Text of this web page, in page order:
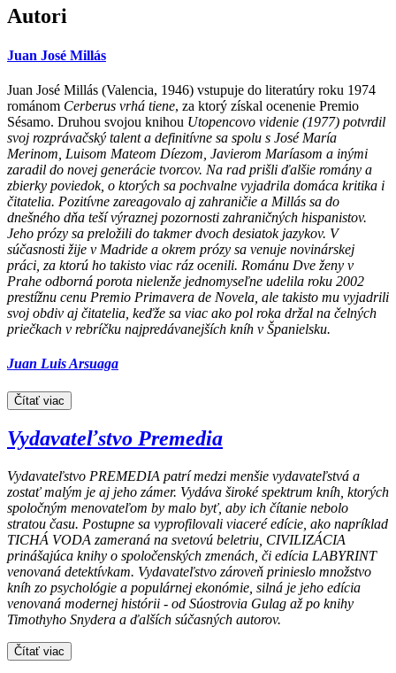
Autori
Juan José Millás
Juan José Millás (Valencia, 1946) vstupuje do literatúry roku 1974
románom Cerberus vrhá tiene, za ktorý získal ocenenie Premio
Sésamo. Druhou svojou knihou Utopencovo videnie (1977) potvrdil
svoj rozprávačský talent a definitívne sa spolu s José María
Merinom, Luisom Mateom Díezom, Javierom Maríasom a inými
zaradil do novej generácie tvorcov. Na rad prišli ďalšie romány a
zbierky poviedok, o ktorých sa pochvalne vyjadrila domáca kritika i
čitatelia. Pozitívne zareagovalo aj zahraničie a Millás sa do
dnešného dňa teší výraznej pozornosti zahraničných hispanistov.
Jeho prózy sa preložili do takmer dvoch desiatok jazykov. V
súčasnosti žije v Madride a okrem prózy sa venuje novinárskej
práci, za ktorú ho takisto viac ráz ocenili. Románu Dve ženy v
Prahe odborná porota nielenže jednomyseľne udelila roku 2002
prestížnu cenu Premio Primavera de Novela, ale takisto mu vyjadrili
svoj obdiv aj čitatelia, keďže sa viac ako pol roka držal na čelných
priečkach v rebríčku najpredávanejších kníh v Španielsku.
Juan Luis Arsuaga
Čítať viac
Vydavateľstvo Premedia
Vydavateľstvo PREMEDIA patrí medzi menšie vydavateľstvá a
zostať malým je aj jeho zámer. Vydáva široké spektrum kníh, ktorých
spoločným menovateľom by malo byť, aby ich čítanie nebolo
stratou času. Postupne sa vyprofilovali viaceré edície, ako napríklad
TICHÁ VODA zameraná na svetovú beletriu, CIVILIZÁCIA
prinášajúca knihy o spoločenských zmenách, či edícia LABYRINT
venovaná detektívkam. Vydavateľstvo zároveň prinieslo množstvo
kníh zo psychológie a populárnej ekonómie, silná je jeho edícia
venovaná modernej histórii - od Súostrovia Gulag až po knihy
Timothyho Snydera a ďalších súčasných autorov.
Čítať viac